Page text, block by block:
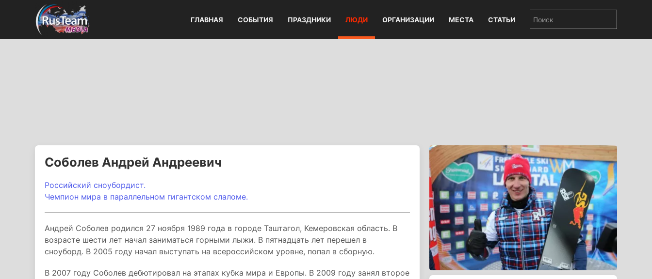
ГЛАВНАЯ СОБЫТИЯ ПРАЗДНИКИ ЛЮДИ ОРГАНИЗАЦИИ МЕСТА СТАТЬИ
Соболев Андрей Андреевич
Российский сноубордист.
Чемпион мира в параллельном гигантском слаломе.
Андрей Соболев родился 27 ноября 1989 года в городе Таштагол, Кемеровская область. В
возрасте шести лет начал заниматься горными лыжи. В пятнадцать лет перешел в
сноуборд. В 2005 году начал выступать на всероссийском уровне, попал в сборную.
В 2007 году Соболев дебютировал на этапах кубка мира и Европы. В 2009 году занял второе